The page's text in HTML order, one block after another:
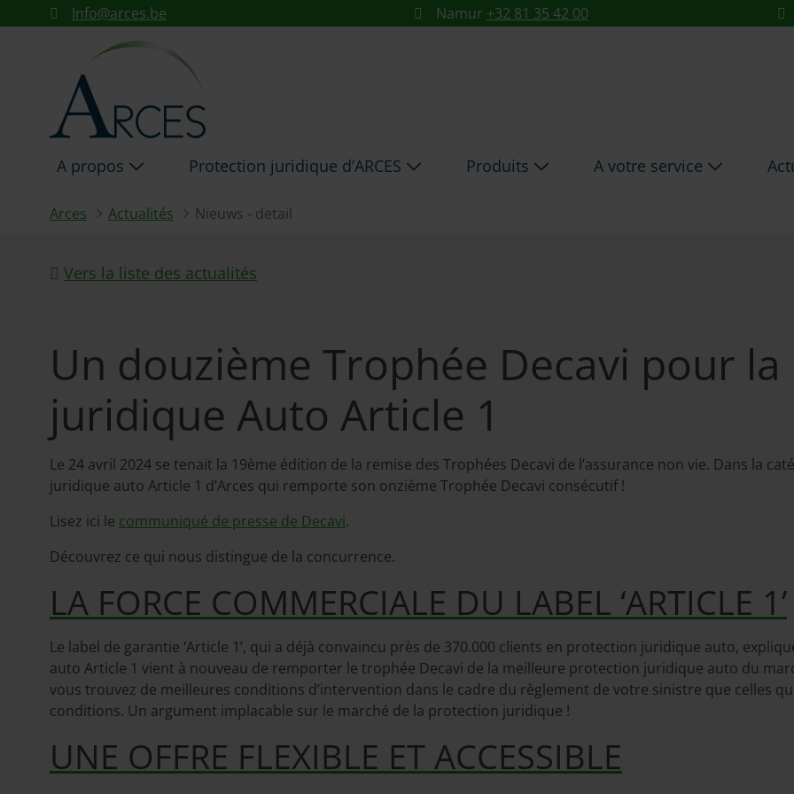
Saut au contenu principal
UN DOUZIÈME TROPHÉE DECAVI POUR LA
Info@arces.be Namur +32 81 35 42 00
A propos Protection juridique d’ARCES Produits A votre service
Arces Actualités Nieuws - detail
Vers la liste des actualités
Un douzième Trophée Decavi pour
juridique Auto Article 1
Le 24 avril 2024 se tenait la 19ème édition de la remise des Trophées Decavi de l’assurance non vie. Dans la
juridique auto Article 1 d’Arces qui remporte son onzième Trophée Decavi consécutif !
Lisez ici le communiqué de presse de Decavi.
Découvrez ce qui nous distingue de la concurrence.
LA FORCE COMMERCIALE DU LABEL ‘ARTICLE 1’
Le label de garantie ‘Article 1’, qui a déjà convaincu près de 370.000 clients en protection juridique auto,
auto Article 1 vient à nouveau de remporter le trophée Decavi de la meilleure protection juridique auto du
vous trouvez de meilleures conditions d’intervention dans le cadre du règlement de votre sinistre que celles
conditions. Un argument implacable sur le marché de la protection juridique !
UNE OFFRE FLEXIBLE ET ACCESSIBLE